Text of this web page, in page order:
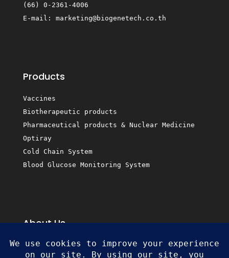
(66) 0-2361-4006
E-mail: marketing@biogenetech.co.th
Products
Vaccines
Biotherapeutic products
Pharmaceutical products & Nuclear Medicine
Optiray
Cold Chain System
Blood Glucose Monitoring System
About Us
Business Partners